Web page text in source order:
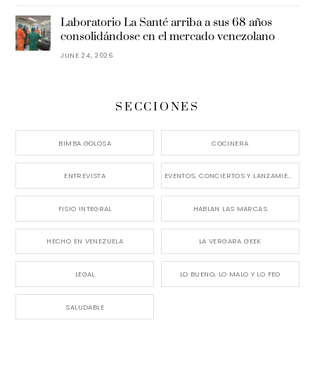
Laboratorio La Santé arriba a sus 68 años
consolidándose en el mercado venezolano
JUNE 24, 2026
SECCIONES
BIMBA GOLOSA COCINERA
ENTREVISTA EVENTOS, CONCIERTOS Y LANZAMIENTOS
FISIO INTEGRAL HABLAN LAS MARCAS
HECHO EN VENEZUELA LA VERGARA GEEK
LEGAL LO BUENO, LO MALO Y LO FEO
SALUDABLE